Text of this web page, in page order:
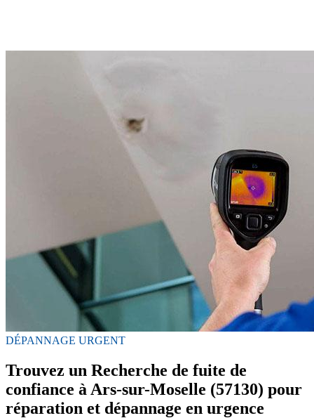
DÉPANNAGE URGENT
Trouvez un Recherche de fuite de
confiance à Ars-sur-Moselle (57130) pour
réparation et dépannage en urgence